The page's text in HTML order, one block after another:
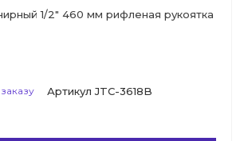
1/2" 460 мм рифленая рукоятка
Артикул JTC-3618B